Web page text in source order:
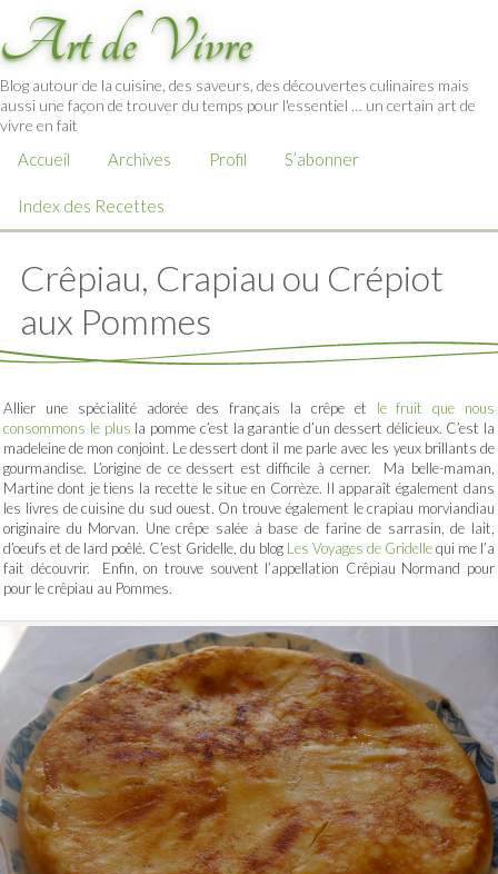
Art de Vivre
Blog autour de la cuisine, des saveurs, des découvertes culinaires mais
aussi une façon de trouver du temps pour l'essentiel … un certain art de
vivre en fait
Accueil Archives Profil S’abonner
Index des Recettes
Crêpiau, Crapiau ou Crépiot
aux Pommes
Allier une spécialité adorée des français la crêpe et le fruit que nous
consommons le plus la pomme c’est la garantie d’un dessert délicieux. C’est la
madeleine de mon conjoint. Le dessert dont il me parle avec les yeux brillants de
gourmandise. L’origine de ce dessert est difficile à cerner. Ma belle-maman,
Martine dont je tiens la recette le situe en Corrèze. Il apparaît également dans
les livres de cuisine du sud ouest. On trouve également le crapiau morviandiau
originaire du Morvan. Une crêpe salée à base de farine de sarrasin, de lait,
d’oeufs et de lard poêlé. C’est Gridelle, du blog Les Voyages de Gridellequi me l’a
fait découvrir. Enfin, on trouve souvent l’appellation Crêpiau Normand pour
pour le crêpiau au Pommes.